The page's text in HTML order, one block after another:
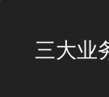
三大业